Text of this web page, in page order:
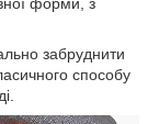
форми, з
забруднити
способу